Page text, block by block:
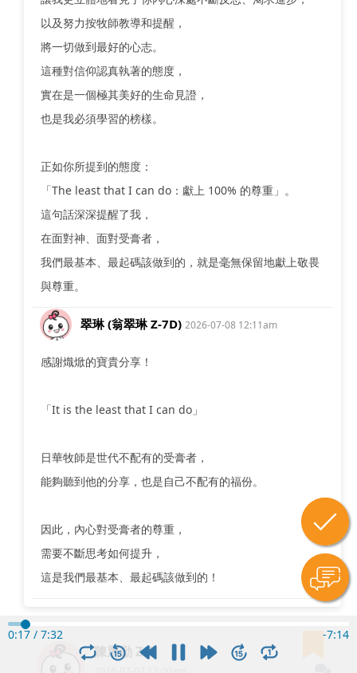
以及努力按牧師教導和提醒，
將一切做到最好的心志。
這種對信仰認真執著的態度，
實在是一個極其美好的生命見證，
也是我必須學習的榜樣。
正如你所提到的態度：
「The least that I can do：獻上 100% 的尊重」。
這句話深深提醒了我，
在面對神、面對受膏者，
我們最基本、最起碼該做到的，就是毫無保留地獻上敬畏
與尊重。
翠琳 (翁翠琳 Z-7D) 2026-07-08 12:11am
感謝熾焮的寶貴分享！
「It is the least that I can do」
日華牧師是世代不配有的受膏者，
能夠聽到他的分享，也是自己不配有的福份。
因此，內心對受膏者的尊重，
需要不斷思考如何提升，
這是我們最基本、最起碼該做到的！
陳麗勤 Z-1
0:18 / 7:32 -7:13